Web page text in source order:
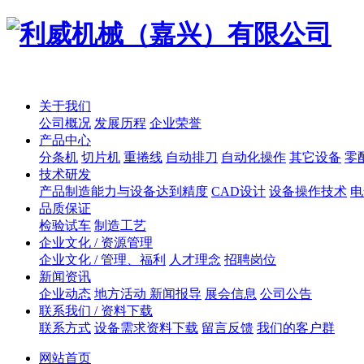
关于我们
公司概况 发展历程 企业荣誉
产品中心
分条机 切片机 重捲线 自动排刀 自动化操作 其它设备 零
技术研发
产品制造能力与设备达到精度 CAD设计 设备操作技术
品质保证
检验试车 制造工艺
企业文化 / 资源管理
企业文化 / 管理、福利
人才理念 招聘岗位
新闻资讯
企业动态 地方活动 新闻报导 展会信息 公司公告
联系我们 / 资料下载
联系方式 设备需求资料下载 留言反馈 我们的客户群
网站首页